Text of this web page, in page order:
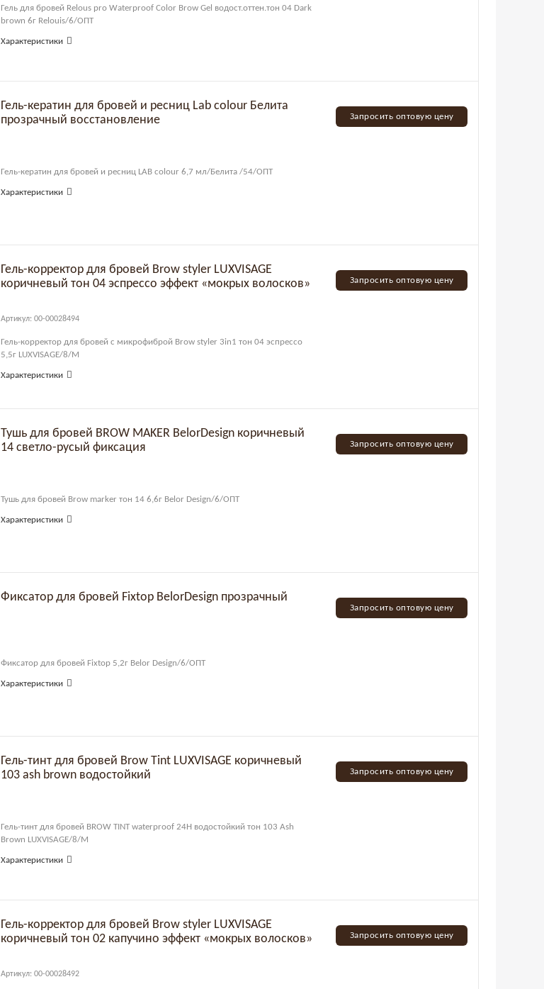
Гель для бровей Relous pro Waterproof Color Brow Gel водост.оттен.тон 04 Dark
brown 6г Relouis/6/ОПТ
Характеристики
Гель-кератин для бровей и ресниц Lab colour Белита
прозрачный восстановление
Гель-кератин для бровей и ресниц LAB colour 6,7 мл/Белита /54/ОПТ
Характеристики
Запросить оптовую цену
Гель-корректор для бровей Brow styler LUXVISAGE
коричневый тон 04 эспрессо эффект «мокрых волосков»
Артикул: 00-00028494
Гель-корректор для бровей с микрофиброй Brow styler 3in1 тон 04 эспрессо
5,5г LUXVISAGE/8/М
Характеристики
Запросить оптовую цену
Тушь для бровей BROW MAKER BelorDesign коричневый
14 светло-русый фиксация
Тушь для бровей Brow marker тон 14 6,6г Belor Design/6/ОПТ
Характеристики
Запросить оптовую цену
Фиксатор для бровей Fixtop BelorDesign прозрачный
Фиксатор для бровей Fixtop 5,2г Belor Design/6/ОПТ
Характеристики
Запросить оптовую цену
Гель-тинт для бровей Brow Tint LUXVISAGE коричневый
103 ash brown водостойкий
Гель-тинт для бровей BROW TINT waterproof 24H водостойкий тон 103 Ash
Brown LUXVISAGE/8/М
Характеристики
Запросить оптовую цену
Гель-корректор для бровей Brow styler LUXVISAGE
коричневый тон 02 капучино эффект «мокрых волосков»
Артикул: 00-00028492
Запросить оптовую цену